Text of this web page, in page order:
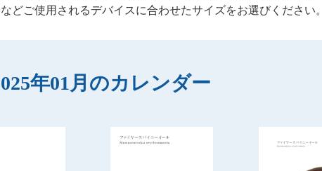
どご使用されるデバイスに合わせたサイズをお選びください。
年01月のカレンダー